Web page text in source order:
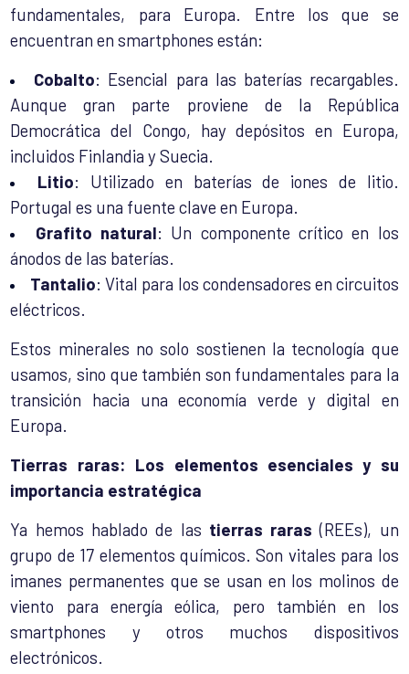
fundamentales, para Europa. Entre los que se
encuentran en smartphones están:
Cobalto: Esencial para las baterías recargables.
Aunque gran parte proviene de la República
Democrática del Congo, hay depósitos en Europa,
incluidos Finlandia y Suecia.
Litio: Utilizado en baterías de iones de litio.
Portugal es una fuente clave en Europa.
Grafito natural: Un componente crítico en los
ánodos de las baterías.
Tantalio: Vital para los condensadores en circuitos
eléctricos.
Estos minerales no solo sostienen la tecnología que
usamos, sino que también son fundamentales para la
transición hacia una economía verde y digital en
Europa.
Tierras raras: Los elementos esenciales y su
importancia estratégica
Ya hemos hablado de las tierras raras (REEs), un
grupo de 17 elementos químicos. Son vitales para los
imanes permanentes que se usan en los molinos de
viento para energía eólica, pero también en los
smartphones y otros muchos dispositivos
electrónicos.